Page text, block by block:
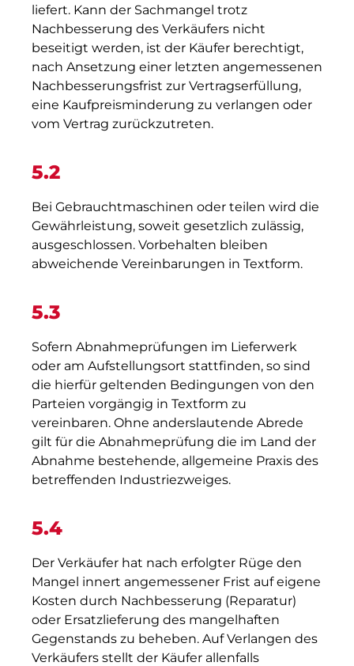
liefert. Kann der Sachmangel trotz
Nachbesserung des Verkäufers nicht
beseitigt werden, ist der Käufer berechtigt,
nach Ansetzung einer letzten angemessenen
Nachbesserungsfrist zur Vertragserfüllung,
eine Kaufpreisminderung zu verlangen oder
vom Vertrag zurückzutreten.
5.2
Bei Gebrauchtmaschinen oder teilen wird die
Gewährleistung, soweit gesetzlich zulässig,
ausgeschlossen. Vorbehalten bleiben
abweichende Vereinbarungen in Textform.
5.3
Sofern Abnahmeprüfungen im Lieferwerk
oder am Aufstellungsort stattfinden, so sind
die hierfür geltenden Bedingungen von den
Parteien vorgängig in Textform zu
vereinbaren. Ohne anderslautende Abrede
gilt für die Abnahmeprüfung die im Land der
Abnahme bestehende, allgemeine Praxis des
betreffenden Industriezweiges.
5.4
Der Verkäufer hat nach erfolgter Rüge den
Mangel innert angemessener Frist auf eigene
Kosten durch Nachbesserung (Reparatur)
oder Ersatzlieferung des mangelhaften
Gegenstands zu beheben. Auf Verlangen des
Verkäufers stellt der Käufer allenfalls